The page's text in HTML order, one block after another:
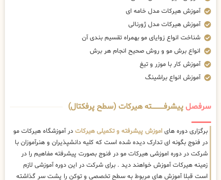
آموزش هیرکات مدل خامه ای
آموزش هیرکات مدل ژورنالی
شناخت انواع زوایای مو بهمراه تقسیم بندی آن
انواع برش مو و روش صحیح انجام هر برش
آموزش کار با موزر و تیغ
آموزش انواع براشینگ
سرفصلپیشرفــــــــــــته هیرکات (سطح پرفکتال)
برگزاری دوره های اموزش پیشرفته و تکمیلی هیرکات در آموزشگاه هیرکات مو
در فنوج بگونه ای تدارک دیده شده است که کلیه دانشپذیران و هنرآموزان با
شرکت در دوره اموزشی هیرکات مو در فنوج بصورت پیشرفته مفاهیم را در
زمینه هیرکات آموزش خواهند دید . برای شرکت در این دوره آموزشی لازم
است قبلا آموزش های مربوط به سطح تخصصی و توکن را پشت سر گذاشته